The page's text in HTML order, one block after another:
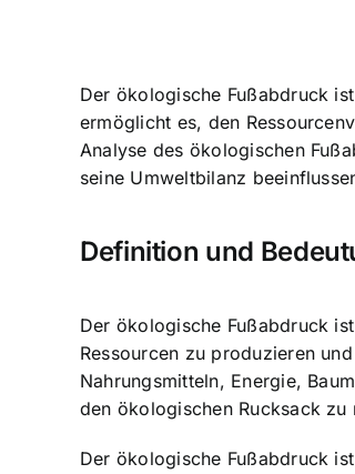
Der ökologische Fußabdruck
ermöglicht es, den
Analyse des ökologischen
seine Umweltbilanz
Definition und
Der ökologische Fußabdruck
Ressourcen zu produzieren
Nahrungsmitteln, Energie,
den ökologischen Rucksack
Der ökologische Fußabdruck